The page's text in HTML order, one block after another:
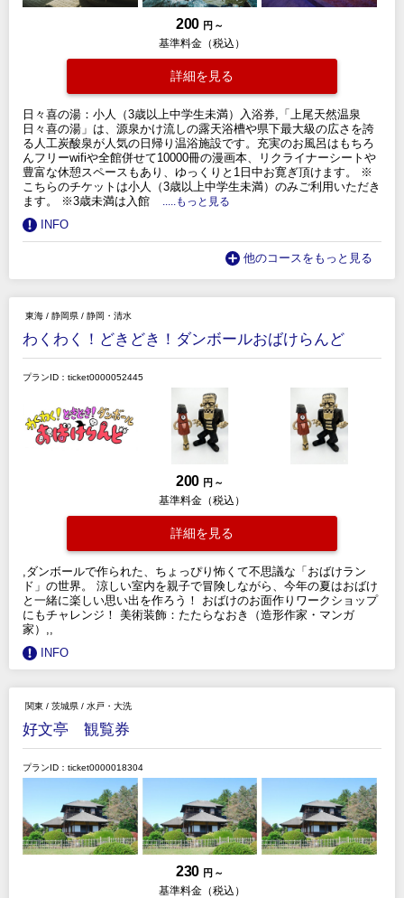
200 円 ～
基準料金（税込）
詳細を見る
日々喜の湯：小人（3歳以上中学生未満）入浴券,「上尾天然温泉
日々喜の湯」は、源泉かけ流しの露天浴槽や県下最大級の広さを誇
る人工炭酸泉が人気の日帰り温浴施設です。充実のお風呂はもちろ
んフリーwifiや全館併せて10000冊の漫画本、リクライナーシートや
豊富な休憩スペースもあり、ゆっくりと1日中お寛ぎ頂けます。 ※
こちらのチケットは小人（3歳以上中学生未満）のみご利用いただき
ます。 ※3歳未満は入館
.....もっと見る
INFO
他のコースをもっと見る
東海 / 静岡県 / 静岡・清水
わくわく！どきどき！ダンボールおばけらんど
プランID：ticket0000052445
200 円 ～
基準料金（税込）
詳細を見る
,ダンボールで作られた、ちょっぴり怖くて不思議な「おばけラン
ド」の世界。 涼しい室内を親子で冒険しながら、今年の夏はおばけ
と一緒に楽しい思い出を作ろう！ おばけのお面作りワークショップ
にもチャレンジ！ 美術装飾：たたらなおき（造形作家・マンガ
家）,,
INFO
関東 / 茨城県 / 水戸・大洗
好文亭 観覧券
プランID：ticket0000018304
230 円 ～
基準料金（税込）